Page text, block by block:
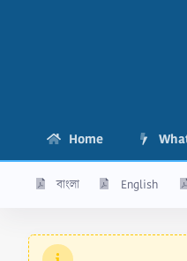
Home
বাংলা English